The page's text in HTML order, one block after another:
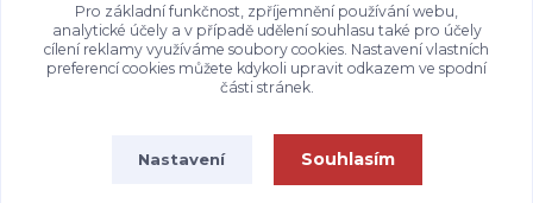
Upravit sběr cookies.
Pro základní funkčnost, zpříjemnění používání webu,
analytické účely a v případě udělení souhlasu také pro účely
cílení reklamy využíváme soubory cookies. Nastavení vlastních
preferencí cookies můžete kdykoli upravit odkazem ve spodní
části stránek.
Nastavení Souhlasím